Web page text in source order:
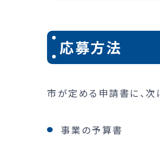
応募方法
市が定める申請書に、次
事業の予算書